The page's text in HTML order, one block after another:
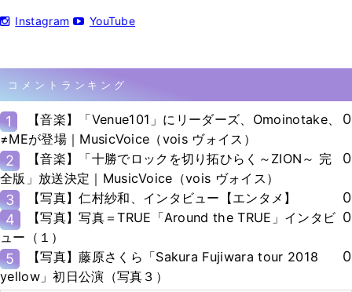
Instagram YouTube
コメントランキング
1
【音楽】「Venue101」にリーダーズ、Omoinotake、
≠MEが登場｜MusicVoice（vois ヴォイス）
0
2
【音楽】「十勝でロックを切り拓ひらく～ZION～ 完
全版」放送決定｜MusicVoice（vois ヴォイス）
0
3 【写真】仁村紗和、インタビュー【エンタメ】
0
4
【写真】写真＝TRUE「Around the TRUE」インタビ
ュー（１）
0
5
【写真】藤原さくら「Sakura Fujiwara tour 2018
yellow」初日公演（写真３）
0